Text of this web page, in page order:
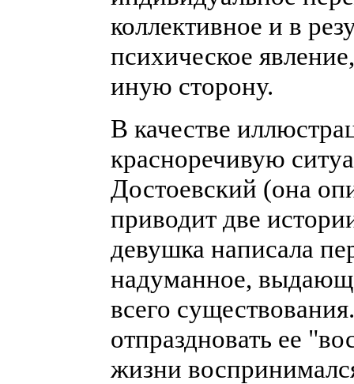
коллективное и в
психическое
иную сторону.
В качестве
красноречивую
Достоевский (она
приводит две
девушка написала
надуманное,
всего
отпраздновать ее
жизни